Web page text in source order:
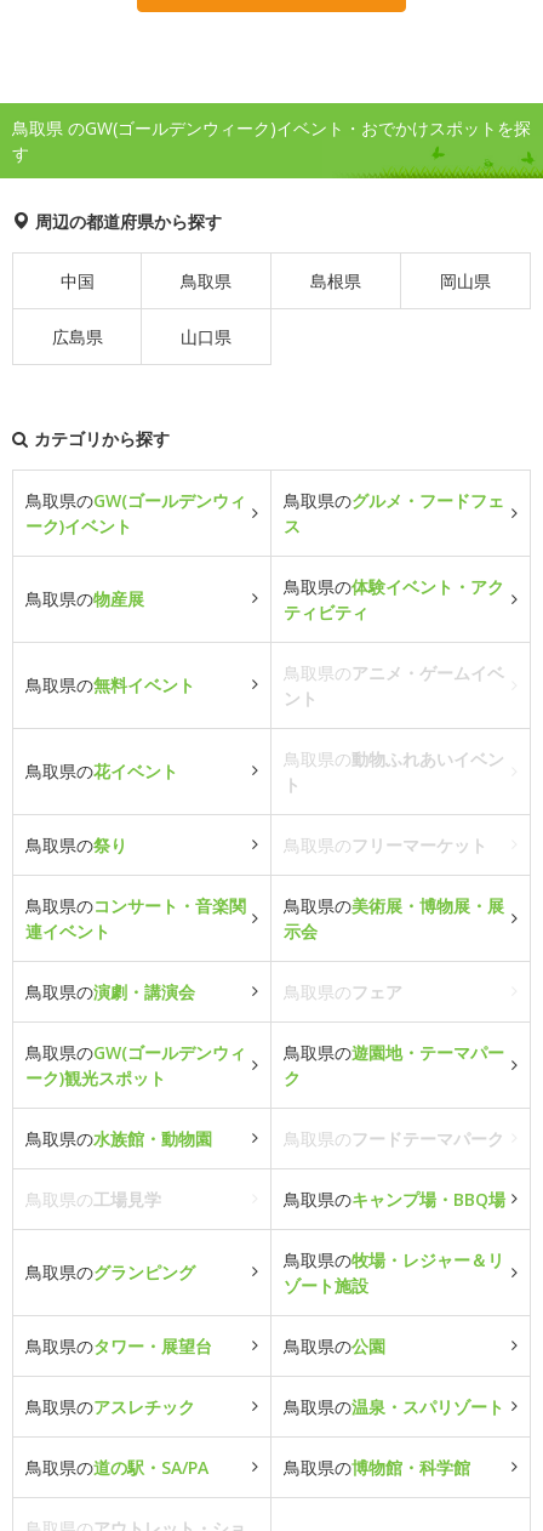
鳥取県 のGW(ゴールデンウィーク)イベント・おでかけスポットを探
す
周辺の都道府県から探す
中国 鳥取県 島根県 岡山県
広島県 山口県
カテゴリから探す
鳥取県のGW(ゴールデンウィ
ーク)イベント
鳥取県のグルメ・フードフェ
ス
鳥取県の物産展
鳥取県の体験イベント・アク
ティビティ
鳥取県の無料イベント
鳥取県のアニメ・ゲームイベ
ント
鳥取県の花イベント
鳥取県の動物ふれあいイベン
ト
鳥取県の祭り 鳥取県のフリーマーケット
鳥取県のコンサート・音楽関
連イベント
鳥取県の美術展・博物展・展
示会
鳥取県の演劇・講演会 鳥取県のフェア
鳥取県のGW(ゴールデンウィ
ーク)観光スポット
鳥取県の遊園地・テーマパー
ク
鳥取県の水族館・動物園 鳥取県のフードテーマパーク
鳥取県の工場見学 鳥取県のキャンプ場・BBQ場
鳥取県のグランピング
鳥取県の牧場・レジャー＆リ
ゾート施設
鳥取県のタワー・展望台 鳥取県の公園
鳥取県のアスレチック 鳥取県の温泉・スパリゾート
鳥取県の道の駅・SA/PA 鳥取県の博物館・科学館